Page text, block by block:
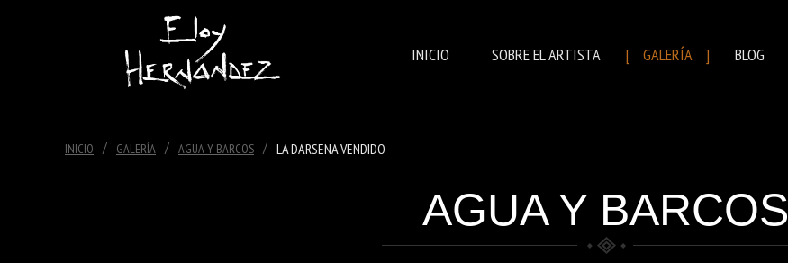
INICIO SOBRE EL ARTISTA GALERÍA BLOG
INICIO / GALERÍA / AGUA Y BARCOS / LA DARSENA VENDIDO
AGUA Y BARCOS